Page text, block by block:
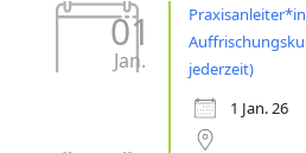
01
Jan.
jederzeit)
1 Jan. 26